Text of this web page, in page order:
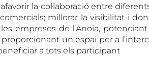
la col·laboració entre
millorar la visibilitat i
empreses de l’Anoia,
un espai per a
a tots els participant